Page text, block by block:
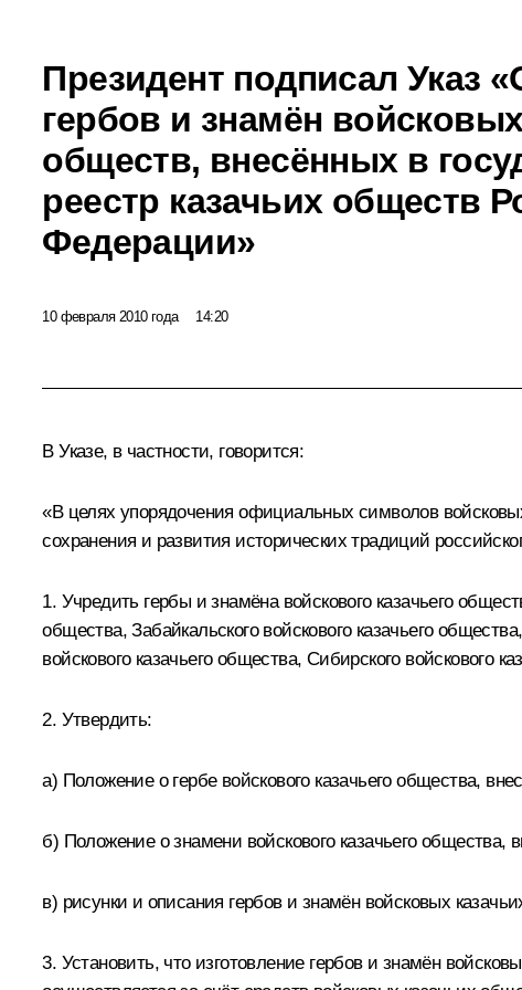
Президент подписал Указ
гербов и знамён
обществ, внесённых в
реестр казачьих обществ
Федерации»
10 февраля 2010 года 14:20
В Указе, в частности, говорится:
«В целях упорядочения официальных символов
сохранения и развития исторических традиций
1. Учредить гербы и знамёна войскового казачьего
общества, Забайкальского войскового казачьего
войскового казачьего общества, Сибирского войскового
2. Утвердить:
а) Положение о гербе войскового казачьего общества,
б) Положение о знамени войскового казачьего общества,
в) рисунки и описания гербов и знамён войсковых
3. Установить, что изготовление гербов и знамён